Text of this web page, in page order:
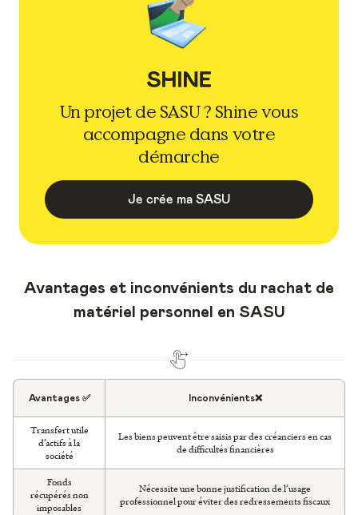
Un projet de SASU ? Shine vous
accompagne dans votre
démarche
Je crée ma SASU
Avantages et inconvénients du rachat de
matériel personnel en SASU
Avantages ✅ Inconvénients❌
Transfert utile
d’actifs à la
société
Les biens peuvent être saisis par des créanciers en cas
de difficultés financières
Fonds
récupérés non
imposables
Nécessite une bonne justification de l’usage
professionnel pour éviter des redressements fiscaux